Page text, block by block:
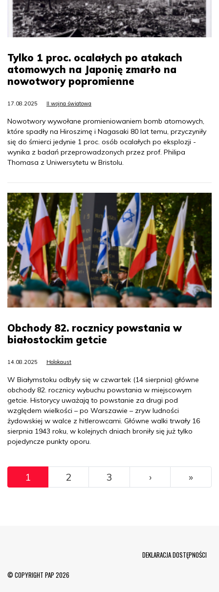
Tylko 1 proc. ocalałych po atakach
atomowych na Japonię zmarło na
nowotwory popromienne
17.08.2025 II wojna światowa
Nowotwory wywołane promieniowaniem bomb atomowych,
które spadły na Hiroszimę i Nagasaki 80 lat temu, przyczyniły
się do śmierci jedynie 1 proc. osób ocalałych po eksplozji -
wynika z badań przeprowadzonych przez prof. Philipa
Thomasa z Uniwersytetu w Bristolu.
Obchody 82. rocznicy powstania w
białostockim getcie
14.08.2025 Holokaust
W Białymstoku odbyły się w czwartek (14 sierpnia) główne
obchody 82. rocznicy wybuchu powstania w miejscowym
getcie. Historycy uważają to powstanie za drugi pod
względem wielkości – po Warszawie – zryw ludności
żydowskiej w walce z hitlerowcami. Główne walki trwały 16
sierpnia 1943 roku, w kolejnych dniach broniły się już tylko
pojedyncze punkty oporu.
Pagination
1 2 3 ›» »
© COPYRIGHT PAP 2026
DEKLARACJA DOSTĘPNOŚCI